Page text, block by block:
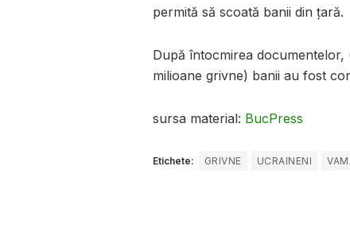
permită să scoată banii din țară.
După întocmirea
milioane grivne) banii au fost
sursa material: BucPress
Etichete: GRIVNE UCRAINENI